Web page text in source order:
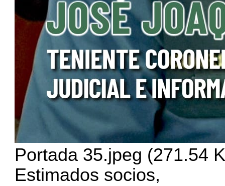
Portada 35.jpeg (271.54
Estimados socios,